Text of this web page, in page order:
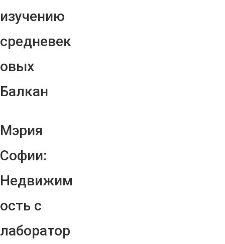
изучению
средневек
овых
Балкан
Мэрия
Софии:
Недвижим
ость с
лаборатор